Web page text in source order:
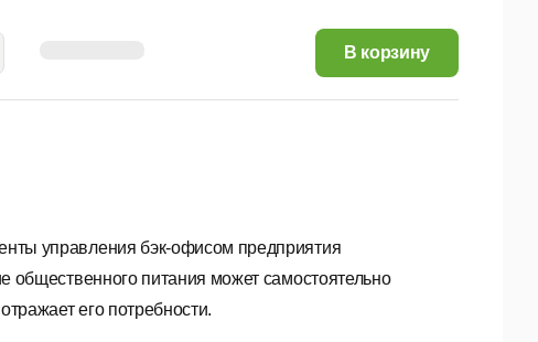
управления бэк-офисом предприятия
общественного питания может самостоятельно
его потребности.
В корзину